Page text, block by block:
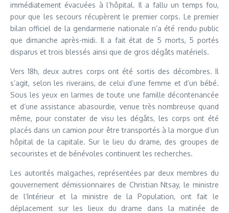
immédiatement évacuées à l’hôpital. Il a fallu un temps fou,
pour que les secours récupèrent le premier corps. Le premier
bilan officiel de la gendarmerie nationale n’a été rendu public
que dimanche après-midi. Il a fait état de 5 morts, 5 portés
disparus et trois blessés ainsi que de gros dégâts matériels.
Vers 18h, deux autres corps ont été sortis des décombres. Il
s’agit, selon les riverains, de celui d’une femme et d’un bébé.
Sous les yeux en larmes de toute une famille décontenancée
et d’une assistance abasourdie, venue très nombreuse quand
même, pour constater de visu les dégâts, les corps ont été
placés dans un camion pour être transportés à la morgue d’un
hôpital de la capitale. Sur le lieu du drame, des groupes de
secouristes et de bénévoles continuent les recherches.
Les autorités malgaches, représentées par deux membres du
gouvernement démissionnaires de Christian Ntsay, le ministre
de l’Intérieur et la ministre de la Population, ont fait le
déplacement sur les lieux du drame dans la matinée de